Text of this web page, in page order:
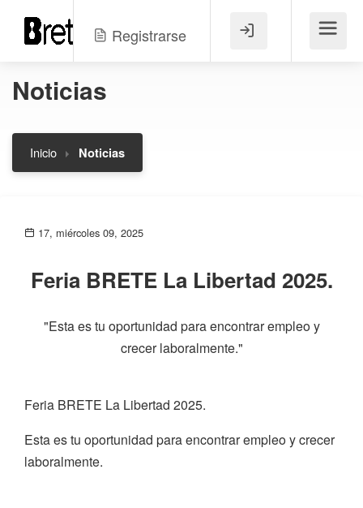
Registrarse Menú
Noticias
Inicio Noticias
17, miércoles 09, 2025
Feria BRETE La Libertad 2025.
"Esta es tu oportunidad para encontrar empleo y
crecer laboralmente."
Feria BRETE La Libertad 2025.
Esta es tu oportunidad para encontrar empleo y crecer
laboralmente.